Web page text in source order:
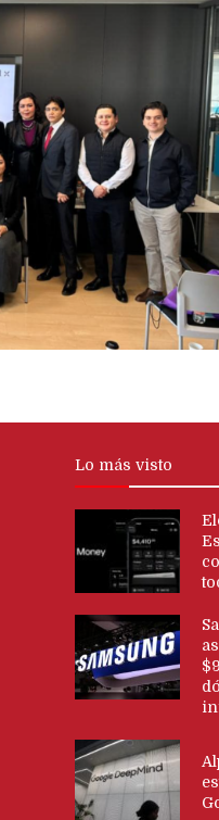
Lo más visto